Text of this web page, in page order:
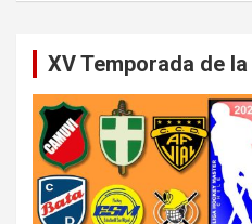
XV Temporada de